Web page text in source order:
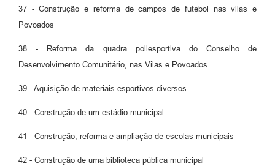
37 - Construção e reforma de campos de futebol nas vilas e
Povoados
38 - Reforma da quadra poliesportiva do Conselho de
Desenvolvimento Comunitário, nas Vilas e Povoados.
39 - Aquisição de materiais esportivos diversos
40 - Construção de um estádio municipal
41 - Construção, reforma e ampliação de escolas municipais
42 - Construção de uma biblioteca pública municipal